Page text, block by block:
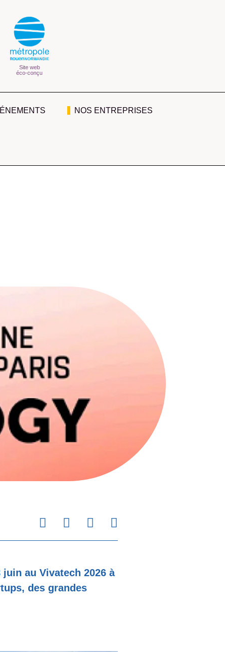
Site web
éco-conçu
NOS ENTREPRISES
Facebook
Twitter Linkedin
Email
au Vivatech 2026 à
des grandes